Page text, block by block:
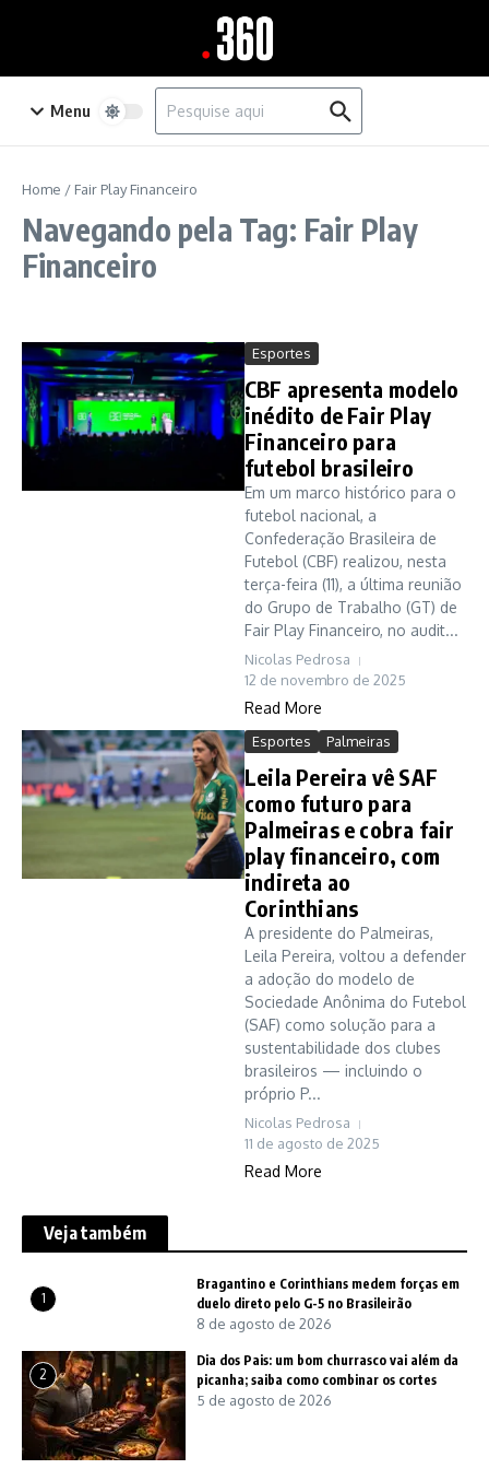
Menu
Procurar por:
Home / Fair Play Financeiro
Navegando pela Tag: Fair Play
Financeiro
Esportes
CBF apresenta modelo
inédito de Fair Play
Financeiro para
futebol brasileiro
Em um marco histórico para o
futebol nacional, a
Confederação Brasileira de
Futebol (CBF) realizou, nesta
terça-feira (11), a última reunião
do Grupo de Trabalho (GT) de
Fair Play Financeiro, no audit...
Nicolas Pedrosa
12 de novembro de 2025
Read More
Esportes Palmeiras
Leila Pereira vê SAF
como futuro para
Palmeiras e cobra fair
play financeiro, com
indireta ao
Corinthians
A presidente do Palmeiras,
Leila Pereira, voltou a defender
a adoção do modelo de
Sociedade Anônima do Futebol
(SAF) como solução para a
sustentabilidade dos clubes
brasileiros — incluindo o
próprio P...
Nicolas Pedrosa
11 de agosto de 2025
Read More
Veja também
1
Bragantino e Corinthians medem forças em
duelo direto pelo G-5 no Brasileirão
8 de agosto de 2026
2
Dia dos Pais: um bom churrasco vai além da
picanha; saiba como combinar os cortes
5 de agosto de 2026